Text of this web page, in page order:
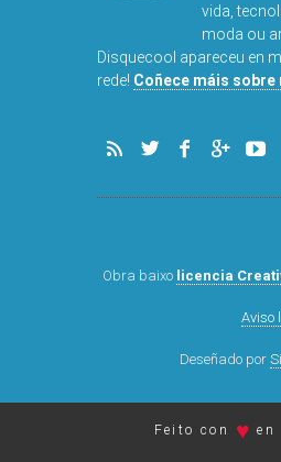
medio de
in Galicia,
moda ou
Disquecool apareceu en
rede!Coñece máis sobre